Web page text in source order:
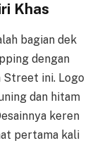
Khas
bagian dek
dengan
Street ini. Logo
dan hitam
keren
pertama kali